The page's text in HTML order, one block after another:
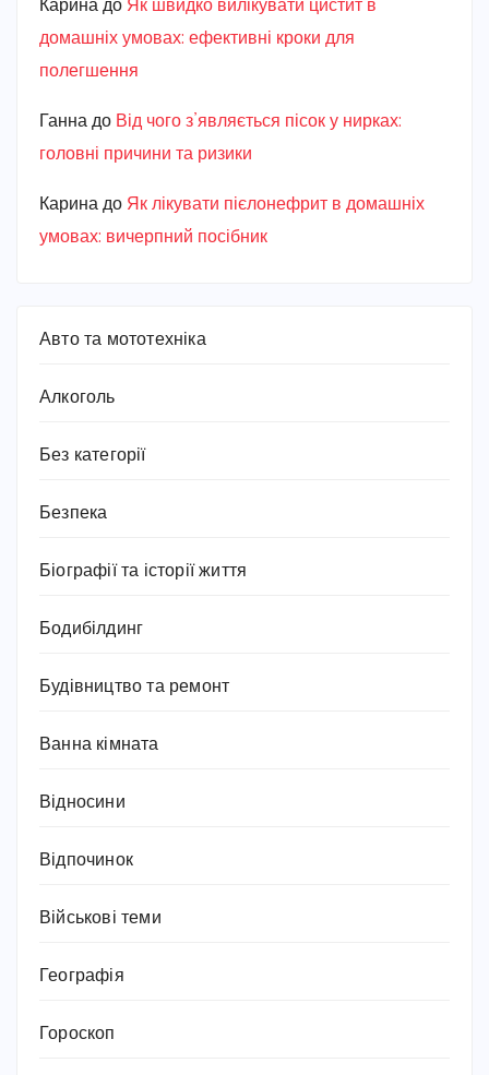
Карина до Як швидко вилікувати цистит в
домашніх умовах: ефективні кроки для
полегшення
Ганна до Від чого з’являється пісок у нирках:
головні причини та ризики
Карина до Як лікувати пієлонефрит в домашніх
умовах: вичерпний посібник
Авто та мототехніка
Алкоголь
Без категорії
Безпека
Біографії та історії життя
Бодибілдинг
Будівництво та ремонт
Ванна кімната
Відносини
Відпочинок
Військові теми
Географія
Гороскоп